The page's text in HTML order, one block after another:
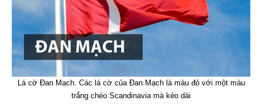
Lá cờ Đan Mạch. Các lá cờ của Đan Mạch là màu đỏ với một màu
trắng chéo Scandinavia mà kéo dài